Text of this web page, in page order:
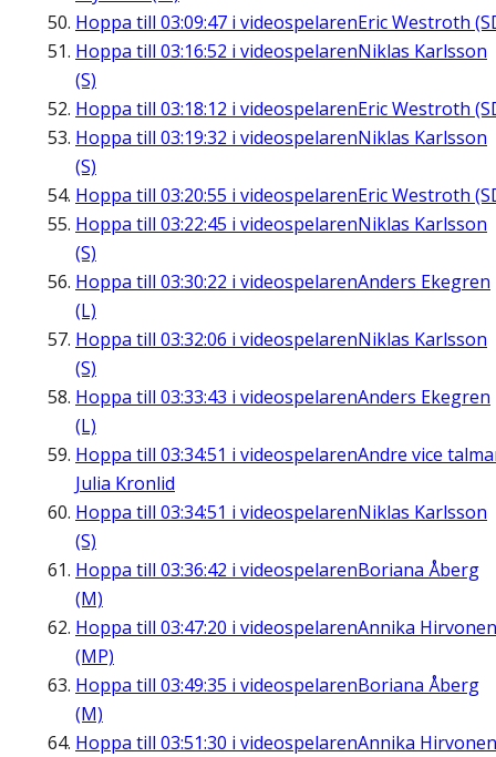
Hoppa till 03:09:47 i videospelarenEric Westroth
Hoppa till 03:16:52 i videospelarenNiklas Karlsson
(S)
Hoppa till 03:18:12 i videospelarenEric Westroth
Hoppa till 03:19:32 i videospelarenNiklas Karlsson
(S)
Hoppa till 03:20:55 i videospelarenEric Westroth
Hoppa till 03:22:45 i videospelarenNiklas Karlsson
(S)
Hoppa till 03:30:22 i videospelarenAnders Ekegren
(L)
Hoppa till 03:32:06 i videospelarenNiklas Karlsson
(S)
Hoppa till 03:33:43 i videospelarenAnders Ekegren
(L)
Hoppa till 03:34:51 i videospelarenAndre vice
Julia Kronlid
Hoppa till 03:34:51 i videospelarenNiklas Karlsson
(S)
Hoppa till 03:36:42 i videospelarenBoriana Åberg
(M)
Hoppa till 03:47:20 i videospelarenAnnika Hirvonen
(MP)
Hoppa till 03:49:35 i videospelarenBoriana Åberg
(M)
Hoppa till 03:51:30 i videospelarenAnnika Hirvonen